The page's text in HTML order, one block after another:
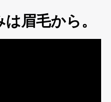
眉毛から。